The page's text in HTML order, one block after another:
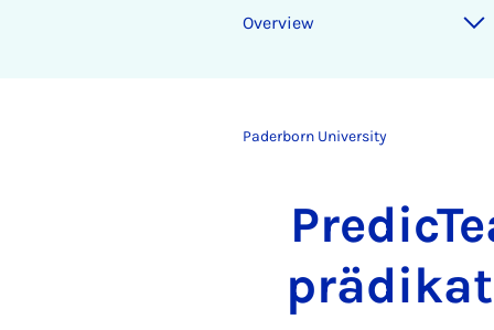
Overview
Paderborn University